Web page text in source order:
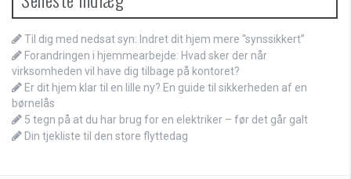
Til dig med nedsat syn: Indret dit hjem mere “synssikkert”
Forandringen i hjemmearbejde: Hvad sker der når
virksomheden vil have dig tilbage på kontoret?
Er dit hjem klar til en lille ny? En guide til sikkerheden af en
børnelås
5 tegn på at du har brug for en elektriker – før det går galt
Din tjekliste til den store flyttedag